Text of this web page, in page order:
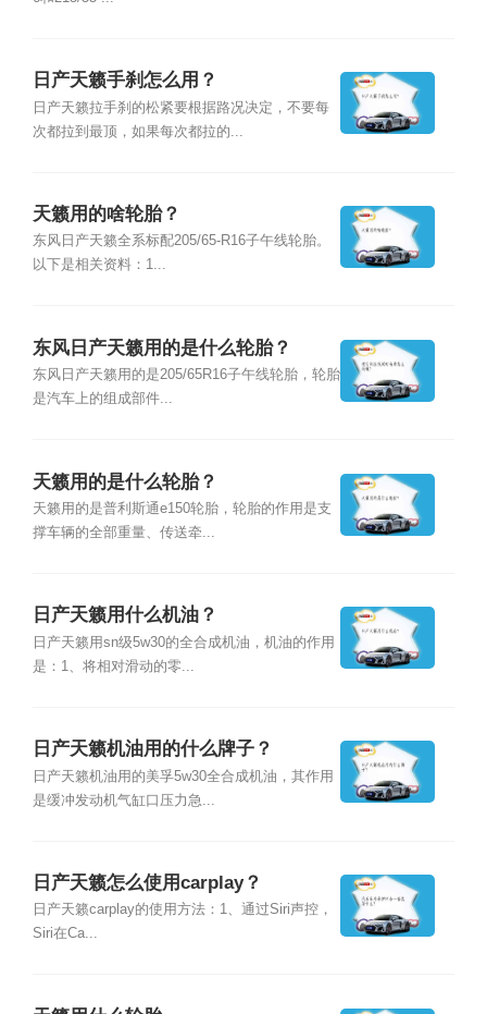
日产天籁手刹怎么用？
日产天籁拉手刹的松紧要根据路况决定，不要每
次都拉到最顶，如果每次都拉的...
天籁用的啥轮胎？
东风日产天籁全系标配205/65-R16子午线轮胎。
以下是相关资料：1...
东风日产天籁用的是什么轮胎？
东风日产天籁用的是205/65R16子午线轮胎，轮胎
是汽车上的组成部件...
天籁用的是什么轮胎？
天籁用的是普利斯通e150轮胎，轮胎的作用是支
撑车辆的全部重量、传送牵...
日产天籁用什么机油？
日产天籁用sn级5w30的全合成机油，机油的作用
是：1、将相对滑动的零...
日产天籁机油用的什么牌子？
日产天籁机油用的美孚5w30全合成机油，其作用
是缓冲发动机气缸口压力急...
日产天籁怎么使用carplay？
日产天籁carplay的使用方法：1、通过Siri声控，
Siri在Ca...